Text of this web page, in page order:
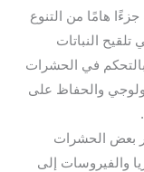
هامًا من التنوع
النباتات
في الحشرات
والحفاظ على
بعض الحشرات
والفيروسات إلى